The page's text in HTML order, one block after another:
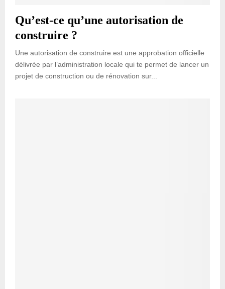
Qu’est-ce qu’une autorisation de
construire ?
Une autorisation de construire est une approbation officielle
délivrée par l’administration locale qui te permet de lancer un
projet de construction ou de rénovation sur...